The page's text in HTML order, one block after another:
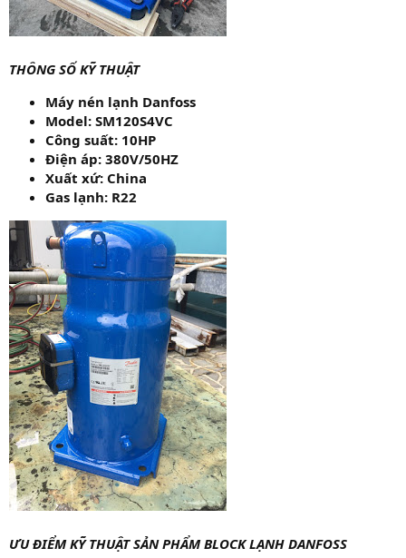
THÔNG SỐ KỸ THUẬT
Máy nén lạnh Danfoss
Model: SM120S4VC
Công suất: 10HP
Điện áp: 380V/50HZ
Xuất xứ: China
Gas lạnh: R22
ƯU ĐIỂM KỸ THUẬT SẢN PHẨM BLOCK LẠNH DANFOSS